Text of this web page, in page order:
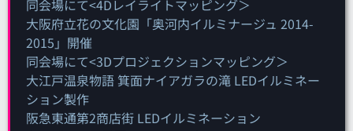
同会場にて<4Dレイライトマッピング＞
大阪府立花の文化園「奥河内イルミナージュ 2014-
2015」開催
同会場にて<3Dプロジェクションマッピング＞
大江戸温泉物語 箕面ナイアガラの滝 LEDイルミネー
ション製作
阪急東通第2商店街 LEDイルミネーション